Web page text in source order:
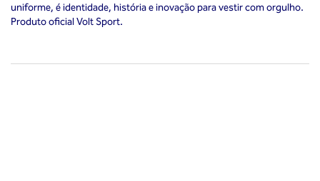
uniforme, é identidade, história e inovação para vestir com orgulho.
Produto oficial Volt Sport.